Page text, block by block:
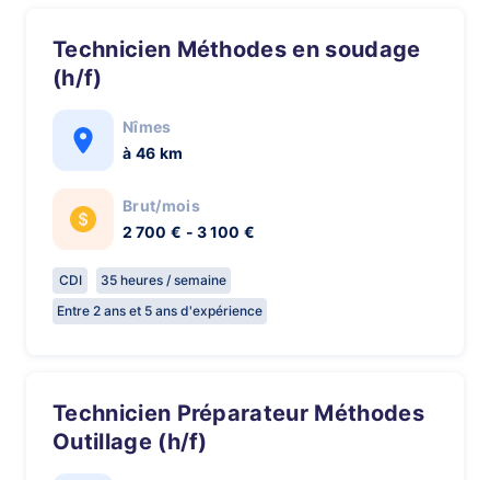
Technicien Méthodes en soudage
(h/f)
Nîmes
à 46 km
Brut/mois
2 700 € - 3 100 €
CDI
35 heures / semaine
Entre 2 ans et 5 ans d'expérience
Technicien Préparateur Méthodes
Outillage (h/f)